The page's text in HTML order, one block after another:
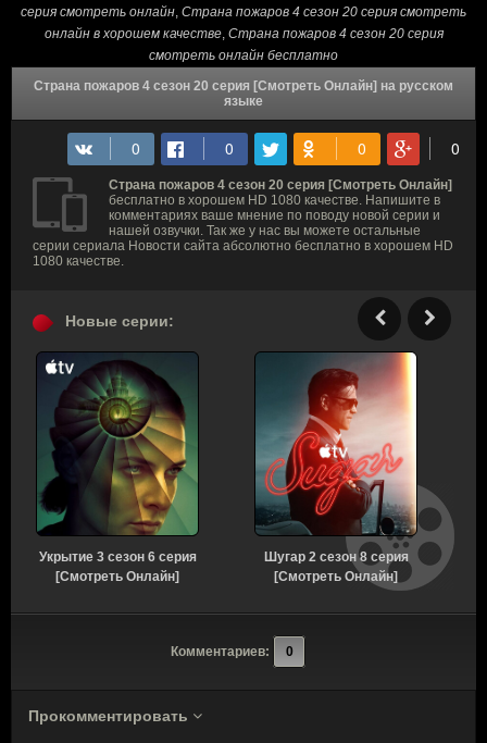
серия смотреть онлайн, Страна пожаров 4 сезон 20 серия смотреть
онлайн в хорошем качестве, Страна пожаров 4 сезон 20 серия
смотреть онлайн бесплатно
Страна пожаров 4 сезон 20 серия [Смотреть Онлайн] на русском
языке
Страна пожаров 4 сезон 20 серия [Смотреть Онлайн]
бесплатно в хорошем HD 1080 качестве. Напишите в
комментариях ваше мнение по поводу новой серии и
нашей озвучки. Так же у нас вы можете остальные
серии сериала Новости сайта абсолютно бесплатно в хорошем HD
1080 качестве.
Новые серии:
Укрытие 3 сезон 6 серия
[Смотреть Онлайн]
Шугар 2 сезон 8 серия
[Смотреть Онлайн]
Комментариев: 0
Прокомментировать